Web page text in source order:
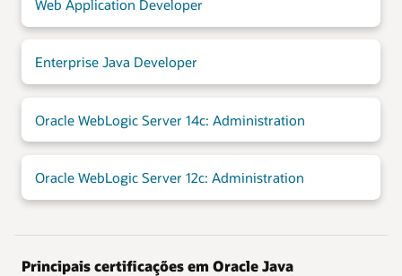
Web Application Developer
Enterprise Java Developer
Oracle WebLogic Server 14c: Administration
Oracle WebLogic Server 12c: Administration
Principais certificações em Oracle Java